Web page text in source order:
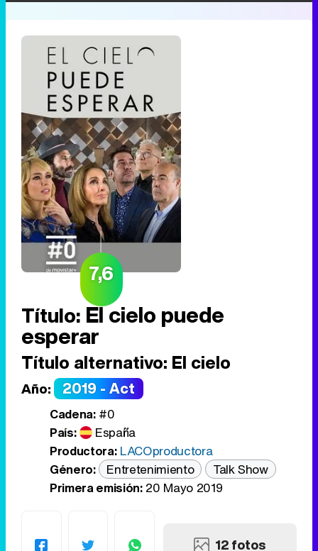
7,6
Título: El cielo puede
esperar
Título alternativo: El cielo
Año: 2019 - Act
Cadena:#0
País:
España
Productora: LACOproductora
Género:
Entretenimiento
Talk Show
Primera emisión:20 Mayo 2019
12 fotos